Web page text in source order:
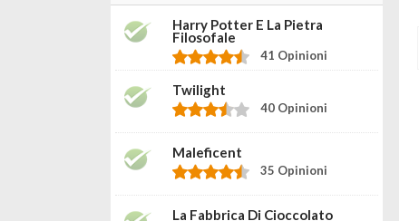
Harry Potter E La Pietra
Filosofale
41 Opinioni
Twilight
40 Opinioni
Maleficent
35 Opinioni
La Fabbrica Di Cioccolato